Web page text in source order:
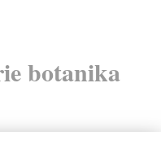
botanika